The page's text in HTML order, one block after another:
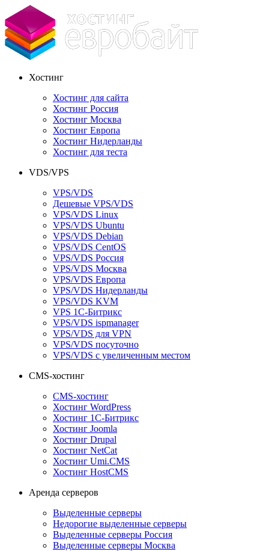
Хостинг
Хостинг для сайта
Хостинг Россия
Хостинг Москва
Хостинг Европа
Хостинг Нидерланды
Хостинг для теста
VDS/VPS
VPS/VDS
Дешевые VPS/VDS
VPS/VDS Linux
VPS/VDS Ubuntu
VPS/VDS Debian
VPS/VDS CentOS
VPS/VDS Россия
VPS/VDS Москва
VPS/VDS Европа
VPS/VDS Нидерланды
VPS/VDS KVM
VPS 1С-Битрикс
VPS/VDS ispmanager
VPS/VDS для VPN
VPS/VDS посуточно
VPS/VDS с увеличенным местом
CMS-хостинг
CMS-хостинг
Хостинг WordPress
Хостинг 1С-Битрикс
Хостинг Joomla
Хостинг Drupal
Хостинг NetCat
Хостинг Umi.CMS
Хостинг HostCMS
Аренда серверов
Выделенные серверы
Недорогие выделенные серверы
Выделенные серверы Россия
Выделенные серверы Москва